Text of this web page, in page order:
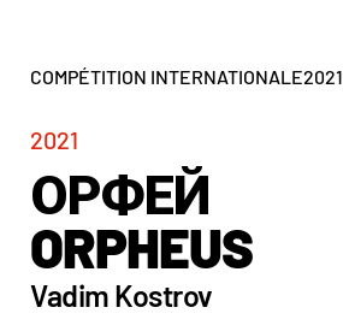
COMPÉTITION INTERNATIONALE2021
2021
ОРФЕЙ
ORPHEUS
Vadim Kostrov